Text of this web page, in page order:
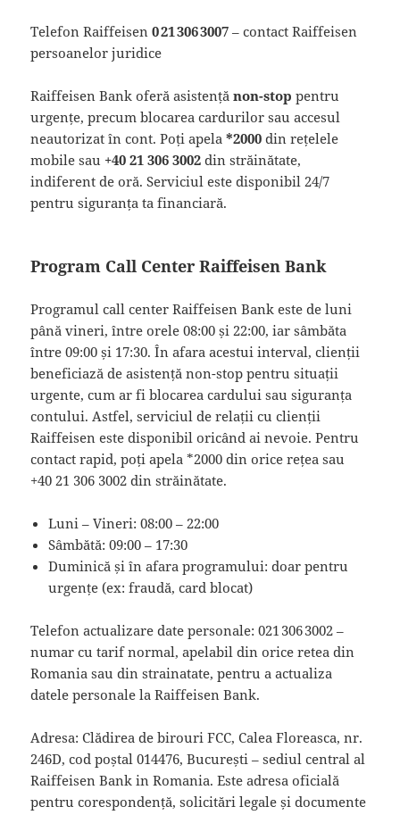
Telefon Raiffeisen0 21 306 3007 – contact Raiffeisen
persoanelor juridice
Raiffeisen Bank oferă asistențănon-stop pentru
urgențe, precum blocarea cardurilor sau accesul
neautorizat în cont. Poți apela*2000 din rețelele
mobile sau +40 21 306 3002din străinătate,
indiferent de oră. Serviciul este disponibil 24/7
pentru siguranța ta financiară.
Program Call Center Raiffeisen Bank
Programul call center Raiffeisen Bank este de luni
până vineri, între orele 08:00 și 22:00, iar sâmbăta
între 09:00 și 17:30. În afara acestui interval, clienții
beneficiază de asistență non-stop pentru situații
urgente, cum ar fi blocarea cardului sau siguranța
contului. Astfel, serviciul de relații cu clienții
Raiffeisen este disponibil oricând ai nevoie. Pentru
contact rapid, poți apela *2000 din orice rețea sau
+40 21 306 3002 din străinătate.
Luni – Vineri: 08:00 – 22:00
Sâmbătă: 09:00 – 17:30
Duminică și în afara programului: doar pentru
urgențe (ex: fraudă, card blocat)
Telefon actualizare date personale: 021 306 3002 –
numar cu tarif normal, apelabil din orice retea din
Romania sau din strainatate, pentru a actualiza
datele personale la Raiffeisen Bank.
Adresa: Clădirea de birouri FCC, Calea Floreasca, nr.
246D, cod poștal 014476, București – sediul central al
Raiffeisen Bank in Romania. Este adresa oficială
pentru corespondență, solicitări legale și documente